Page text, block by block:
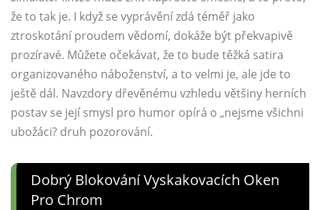
že to tak je. I když se vyprávění zdá téměř jako
ztroskotání proudem vědomí, dokáže být překvapivě
prozíravé. Můžete očekávat, že to bude těžká satira
organizovaného náboženství, a to velmi je, ale jde to
ještě dál. Navzdory dřevěnému vzhledu většiny herních
postav se její smysl pro humor opírá o „nejsme všichni
ubožáci? druh pozorování.
Dobrý Blokování Vyskakovacích Oken
Pro Chrom